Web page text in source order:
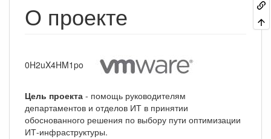
О проекте
0H2uX4HM1po
Цель проекта - помощь руководителям
департаментов и отделов ИТ в принятии
обоснованного решения по выбору пути оптимизации
ИТ-инфраструктуры.